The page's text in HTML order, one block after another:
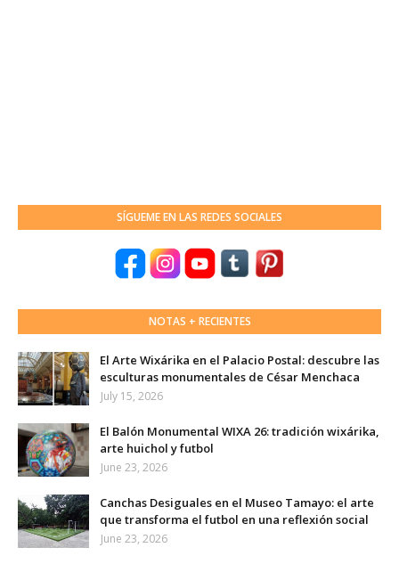
SÍGUEME EN LAS REDES SOCIALES
NOTAS + RECIENTES
El Arte Wixárika en el Palacio Postal: descubre las
esculturas monumentales de César Menchaca
July 15, 2026
El Balón Monumental WIXA 26: tradición wixárika,
arte huichol y futbol
June 23, 2026
Canchas Desiguales en el Museo Tamayo: el arte
que transforma el futbol en una reflexión social
June 23, 2026